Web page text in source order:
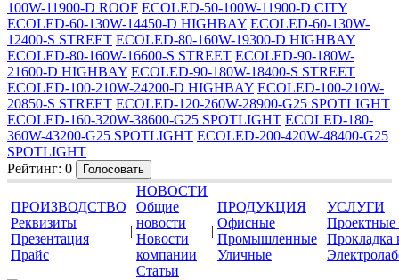
100W-11900-D ROOF ECOLED-50-100W-11900-D CITY
ECOLED-60-130W-14450-D HIGHBAY ECOLED-60-130W-
12400-S STREET ECOLED-80-160W-19300-D HIGHBAY
ECOLED-80-160W-16600-S STREET ECOLED-90-180W-
21600-D HIGHBAY ECOLED-90-180W-18400-S STREET
ECOLED-100-210W-24200-D HIGHBAY ECOLED-100-210W-
20850-S STREET ECOLED-120-260W-28900-G25 SPOTLIGHT
ECOLED-160-320W-38600-G25 SPOTLIGHT ECOLED-180-
360W-43200-G25 SPOTLIGHT ECOLED-200-420W-48400-G25
SPOTLIGHT
Рейтинг: 0
ПРОИЗВОДСТВО
Реквизиты
Презентация
Прайс
|
НОВОСТИ
Общие
новости
Новости
компании
Статьи
|
ПРОДУКЦИЯ
Офисные
Промышленные
Уличные
|
УСЛУГИ
Проектные
Прокладка